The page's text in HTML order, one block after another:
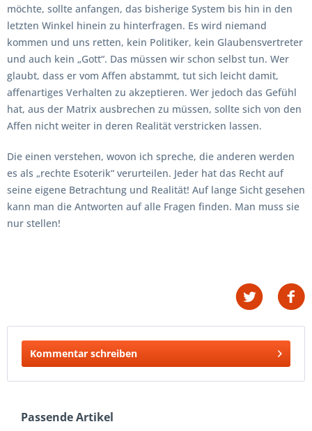
möchte, sollte anfangen, das bisherige System bis hin in den
letzten Winkel hinein zu hinterfragen. Es wird niemand
kommen und uns retten, kein Politiker, kein Glaubensvertreter
und auch kein „Gott“. Das müssen wir schon selbst tun. Wer
glaubt, dass er vom Affen abstammt, tut sich leicht damit,
affenartiges Verhalten zu akzeptieren. Wer jedoch das Gefühl
hat, aus der Matrix ausbrechen zu müssen, sollte sich von den
Affen nicht weiter in deren Realität verstricken lassen.
Die einen verstehen, wovon ich spreche, die anderen werden
es als „rechte Esoterik“ verurteilen. Jeder hat das Recht auf
seine eigene Betrachtung und Realität! Auf lange Sicht gesehen
kann man die Antworten auf alle Fragen finden. Man muss sie
nur stellen!
Kommentar schreiben
Passende Artikel